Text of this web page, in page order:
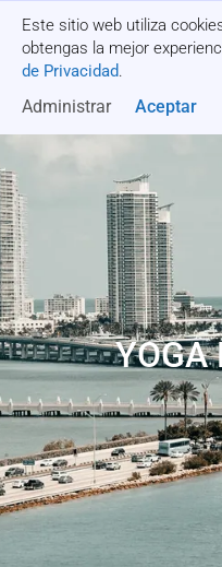
Este sitio web utiliza
obtengas la mejor
de Privacidad.
Administrar Aceptar
YOGA